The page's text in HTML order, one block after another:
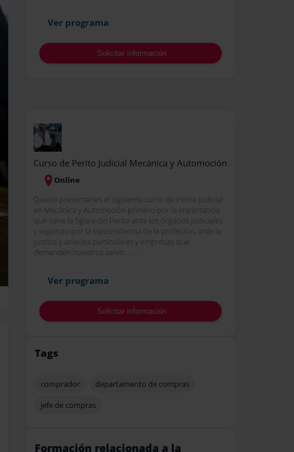
Ver programa
Solicitar información
Curso de Perito Judicial Mecánica y Automoción
Online
Quiero presentarles el siguiente curso de Perito Judicial
en Mecánica y Automoción primero por la importancia
que tiene la figura del Perito ante los órganos judiciales
y segundo por la trascendencia de la profesión, ante la
justicia y ante los particulares y empresas que
demanden nuestros servic... ....
Ver programa
Solicitar información
Tags
comprador
departamento de compras
jefe de compras
Formación relacionada a la